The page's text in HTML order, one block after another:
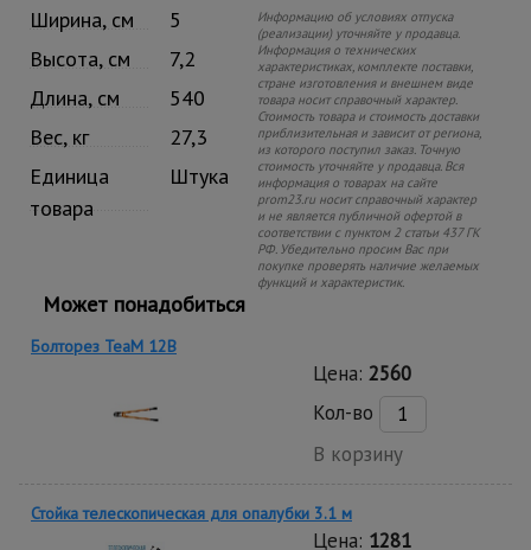
Ширина, см
5
Высота, см
7,2
Длина, см
540
Вес, кг
27,3
Единица
товара
Штука
Информацию об условиях отпуска
(реализации) уточняйте у продавца.
Информация о технических
характеристиках, комплекте поставки,
стране изготовления и внешнем виде
товара носит справочный характер.
Стоимость товара и стоимость доставки
приблизительная и зависит от региона,
из которого поступил заказ. Точную
стоимость уточняйте у продавца. Вся
информация о товарах на сайте
prom23.ru носит справочный характер
и не является публичной офертой в
соответствии с пунктом 2 статьи 437 ГК
РФ. Убедительно просим Вас при
покупке проверять наличие желаемых
функций и характеристик.
Может понадобиться
Болторез TeaM 12B
Цена: 2560
Кол-во
В корзину
Стойка телескопическая для опалубки 3.1 м
Цена: 1281